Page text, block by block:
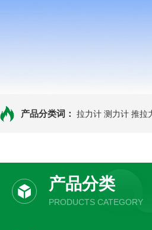
产品分类词： 拉力计 测力计 推拉
产品分类
PRODUCTS CATEGORY